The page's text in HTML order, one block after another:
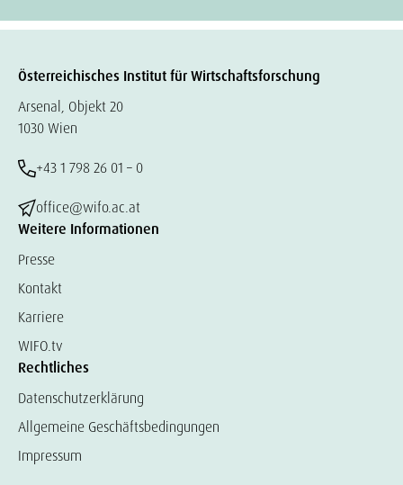
Österreichisches Institut für Wirtschaftsforschung
Arsenal, Objekt 20
1030 Wien
+43 1 798 26 01 – 0
office@wifo.ac.at
Weitere Informationen
Presse
Kontakt
Karriere
WIFO.tv
Rechtliches
Datenschutzerklärung
Allgemeine Geschäftsbedingungen
Impressum